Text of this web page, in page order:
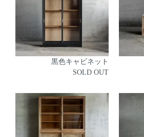
黒色キャビネット
SOLD OUT